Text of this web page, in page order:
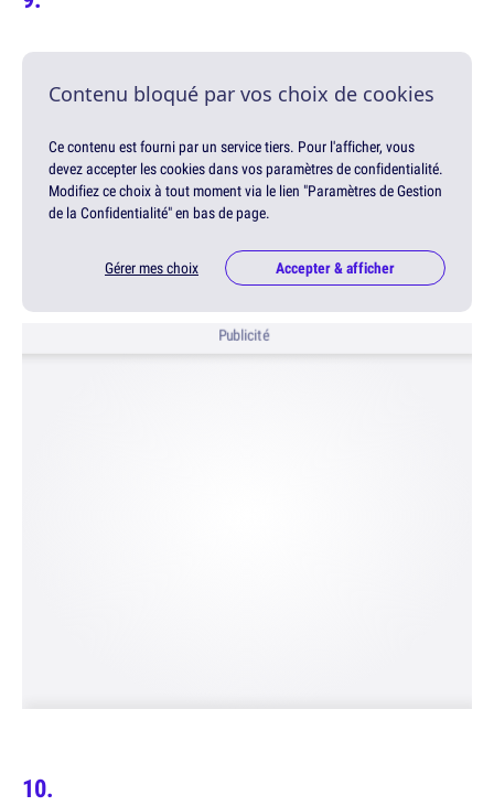
Contenu bloqué par vos choix de cookies
Ce contenu est fourni par un service tiers. Pour l'afficher, vous
devez accepter les cookies dans vos paramètres de confidentialité.
Modifiez ce choix à tout moment via le lien "Paramètres de Gestion
de la Confidentialité" en bas de page.
Gérer mes choix Accepter & afficher
Publicité